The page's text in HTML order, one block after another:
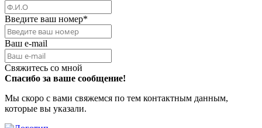
Введите ваш номер*
Ваш e-mail
Свяжитесь со мной
Спасибо за ваше сообщение!
Мы скоро с вами свяжемся по тем контактным данным,
которые вы указали.